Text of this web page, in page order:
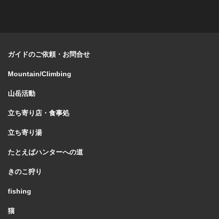
ガイドのご依頼・お問合せ
Mountain/Climbing
山岳活動
立ち寄り店・食事処
立ち寄り湯
たとえばハンターへの道
きのこ狩り
fishing
猫